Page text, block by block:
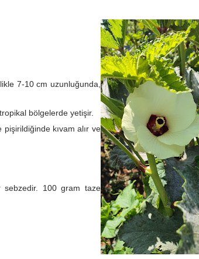
7-10 cm uzunluğunda,
bölgelerde yetişir.
kıvam alır ve
sebzedir. 100 gram taze